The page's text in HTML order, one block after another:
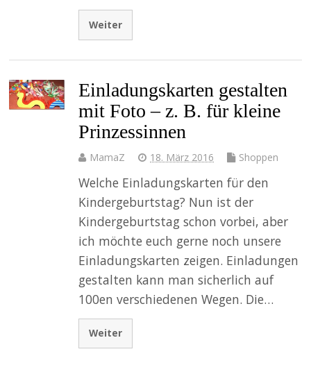
Weiter
Einladungskarten gestalten
mit Foto – z. B. für kleine
Prinzessinnen
MamaZ 18. März 2016 Shoppen
Welche Einladungskarten für den
Kindergeburtstag? Nun ist der
Kindergeburtstag schon vorbei, aber
ich möchte euch gerne noch unsere
Einladungskarten zeigen. Einladungen
gestalten kann man sicherlich auf
100en verschiedenen Wegen. Die…
Weiter